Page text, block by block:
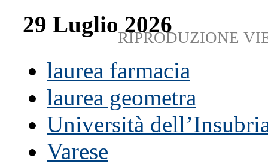
29 Luglio 2026
RIPRODUZIONE
laurea farmacia
laurea geometra
Università
Varese